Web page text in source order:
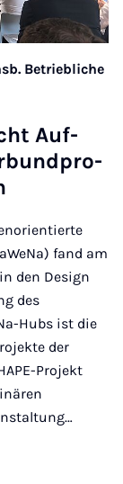
Betriebliche
Auf­
fand am
den Design
des
Hubs ist die
der
Projekt